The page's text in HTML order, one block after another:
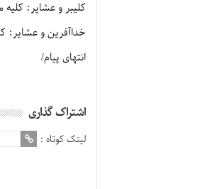
کلیبر و عشایر:
خداآفرین و عشایر:
انتهای پیام/
اشتراک گذاری
لینک کوتاه :